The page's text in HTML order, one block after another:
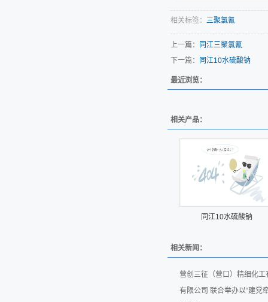
相关标签： 三聚氯氰
上一篇：
同江三聚氯氰
下一篇：
同江10水硫酸钠
最近浏览：
相关产品：
同江10水硫酸钠
相关新闻：
营创三征（营口）精细化
有限公司 联合举办以“建党